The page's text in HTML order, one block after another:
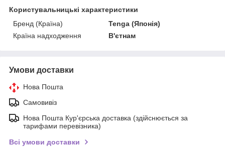
Користувальницькі характеристики
Бренд (Країна)
Tenga (Японія)
Країна надходження
В'єтнам
Умови доставки
Нова Пошта
Самовивіз
Нова Пошта Кур'єрська доставка (здійснюється за
тарифами перевізника)
Всі умови доставки